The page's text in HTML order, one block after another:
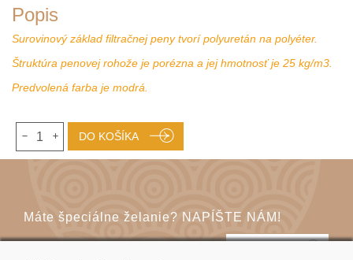
Popis
Surovinový základ filtračnej peny tvorí polyuretán na polyéter.
Štruktúra penovej rohože je porézna a jej hmotnosť je 25 kg/m3.
Predvolená farba je modrá.
1 DO KOŠÍKA
Máte špeciálne želanie? NAPÍŠTE NÁM!